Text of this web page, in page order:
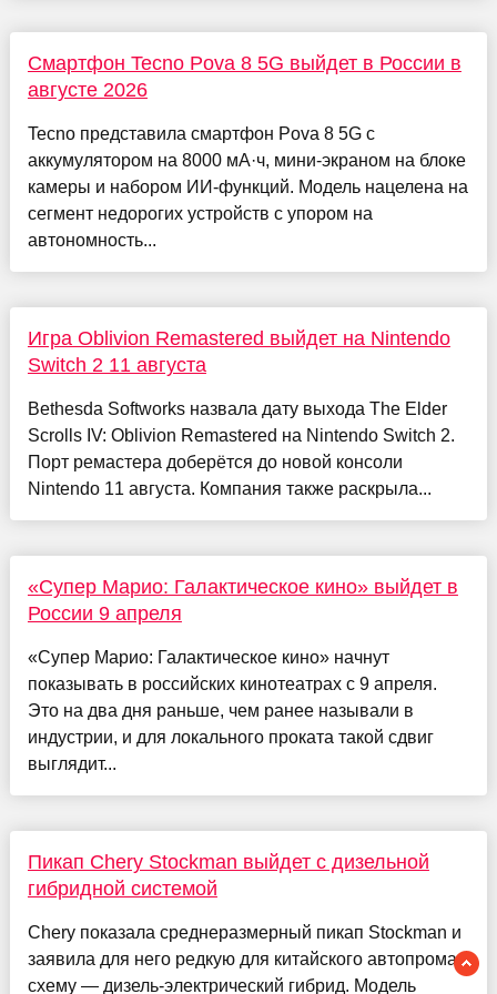
Смартфон Tecno Pova 8 5G выйдет в России в
августе 2026
Tecno представила смартфон Pova 8 5G с
аккумулятором на 8000 мА·ч, мини-экраном на блоке
камеры и набором ИИ-функций. Модель нацелена на
сегмент недорогих устройств с упором на
автономность...
Игра Oblivion Remastered выйдет на Nintendo
Switch 2 11 августа
Bethesda Softworks назвала дату выхода The Elder
Scrolls IV: Oblivion Remastered на Nintendo Switch 2.
Порт ремастера доберётся до новой консоли
Nintendo 11 августа. Компания также раскрыла...
«Супер Марио: Галактическое кино» выйдет в
России 9 апреля
«Супер Марио: Галактическое кино» начнут
показывать в российских кинотеатрах с 9 апреля.
Это на два дня раньше, чем ранее называли в
индустрии, и для локального проката такой сдвиг
выглядит...
Пикап Chery Stockman выйдет с дизельной
гибридной системой
Chery показала среднеразмерный пикап Stockman и
заявила для него редкую для китайского автопрома
схему — дизель-электрический гибрид. Модель